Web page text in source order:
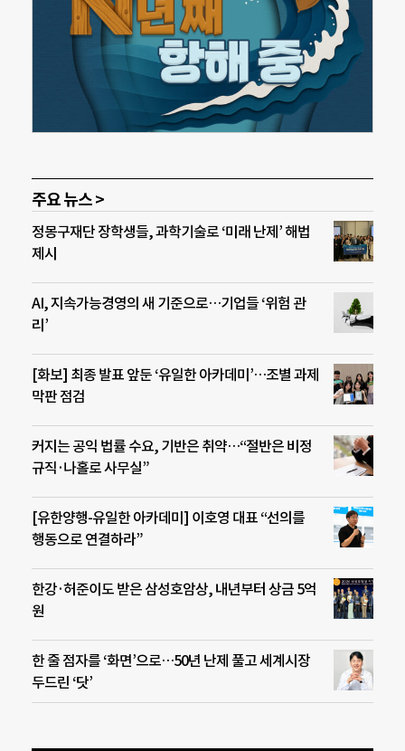
주요 뉴스 >
정몽구재단 장학생들, 과학기술로 ‘미래 난제’ 해법
제시
AI, 지속가능경영의 새 기준으로…기업들 ‘위험 관
리’
[화보] 최종 발표 앞둔 ‘유일한 아카데미’…조별 과제
막판 점검
커지는 공익 법률 수요, 기반은 취약…“절반은 비정
규직·나홀로 사무실”
[유한양행-유일한 아카데미] 이호영 대표 “선의를
행동으로 연결하라”
한강·허준이도 받은 삼성호암상, 내년부터 상금 5억
원
한 줄 점자를 ‘화면’으로…50년 난제 풀고 세계시장
두드린 ‘닷’